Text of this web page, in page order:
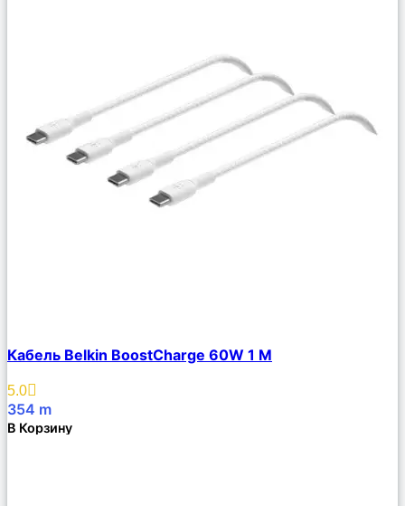
Описание
Избранное
Кабель Belkin BoostCharge 60W 1 М
5.0
354 m
В Корзину